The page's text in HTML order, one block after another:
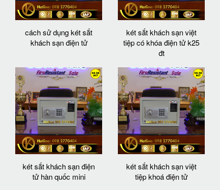
cách sử dụng két sắt
khách sạn điện tử
két sắt khách sạn việt
tiệp có khóa điện tử k25
đt
két sắt khách sạn điện
tử hàn quốc mini
két sắt khách sạn việt
tiệp khoá điện tử